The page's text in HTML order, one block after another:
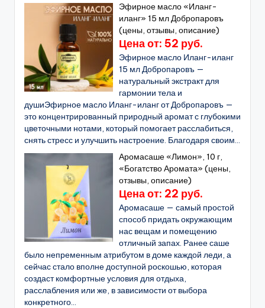
Эфирное масло «Иланг-
иланг» 15 мл Добропаровъ
(цены, отзывы, описание)
Цена от: 52 руб.
Эфирное масло Иланг-иланг
15 мл Добропаровъ —
натуральный экстракт для
гармонии тела и
душиЭфирное масло Иланг-иланг от Добропаровъ —
это концентрированный природный аромат с глубокими
цветочными нотами, который помогает расслабиться,
снять стресс и улучшить настроение. Благодаря своим...
Аромасаше «Лимон», 10 г,
«Богатство Аромата» (цены,
отзывы, описание)
Цена от: 22 руб.
Аромасаше — самый простой
способ придать окружающим
нас вещам и помещению
отличный запах. Ранее саше
было непременным атрибутом в доме каждой леди, а
сейчас стало вполне доступной роскошью, которая
создаст комфортные условия для отдыха,
расслабления или же, в зависимости от выбора
конкретного...